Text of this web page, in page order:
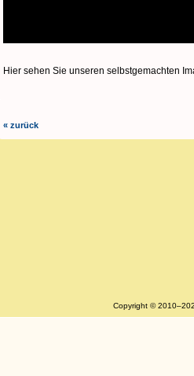
Hier sehen Sie unseren selbstgemachten
« zurück
Copyright ©